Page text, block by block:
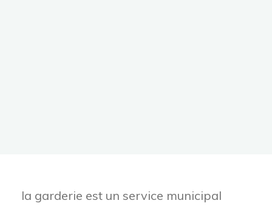
la garderie est un service municipal